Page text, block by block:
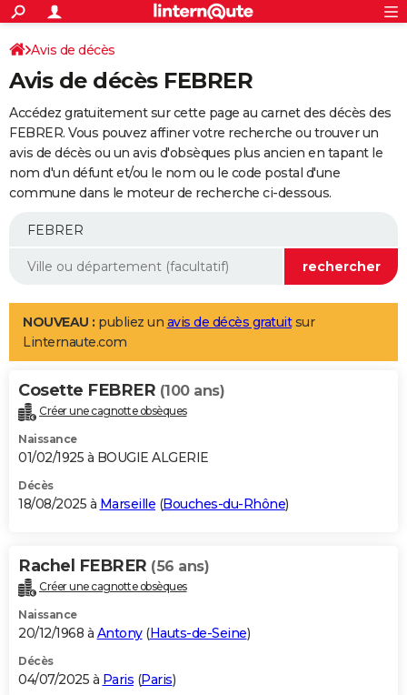
ACTUALITÉS
Politique
Société
Faits Divers
Education
Monde
Villes
+
SPORT
Coupe du monde 2026
Football
Tennis
Cyclisme
Rugby
Forum
Programme TV
TNT
Streaming
Cinéma
Sorties cinéma
Musique
+
FINANCE
Retraite
Epargne
Immobilier
Risques naturels par ville
Banque
Assurance
AUTO
Essais
Réserver un essai
Citadines
Berlines
SUV
Forum auto
+
Mobiles
Meilleur smartphone
Internet
Ordinateurs
Jeux vidéo
Guide high-tech
Aménagement intérieur
LIFESTYLE
Art de vivre
Bien-être
Loisirs
Mode
Modes de vie
Alimentation
Guide de la santé
Maladies
Médicaments
Sommeil
VOYAGE
Destinations
City break
Voyage nature
Voyage de noces
Forum
Climat
+PHOTO
GUIDES D'ACHAT
BONS PLANS
Carte de Noël
Carte Bonne année
Carte Saint-Valentin
Carte Pâques
Carte d'anniversaire
DICTIONNAIRE
Dictionnaire
Biographies
Citations
Expressions
Proverbes
PROGRAMME TV
S'inscrire
Se connecter
Lycées
Collèges
Primaires
Universités
Entreprises
Service militaire
Avis de recherche
AVIS DE DÉCÈS
Avis de décès
Avis de décès FEBRER
Accédez gratuitement sur cette page au carnet des décès des
FEBRER. Vous pouvez affiner votre recherche ou trouver un
avis de décès ou un avis d'obsèques plus ancien en tapant le
nom d'un défunt et/ou le nom ou le code postal d'une
commune dans le moteur de recherche ci-dessous.
NOUVEAU : publiez un avis de décès gratuitsur
Linternaute.com
Cosette FEBRER (100 ans)
Créer une cagnotte obsèques
Naissance
01/02/1925 à BOUGIE ALGERIE
Décès
18/08/2025 à Marseille (Bouches-du-Rhône)
Rachel FEBRER (56 ans)
Créer une cagnotte obsèques
Naissance
20/12/1968 à Antony(Hauts-de-Seine)
Décès
04/07/2025 à Paris (Paris)